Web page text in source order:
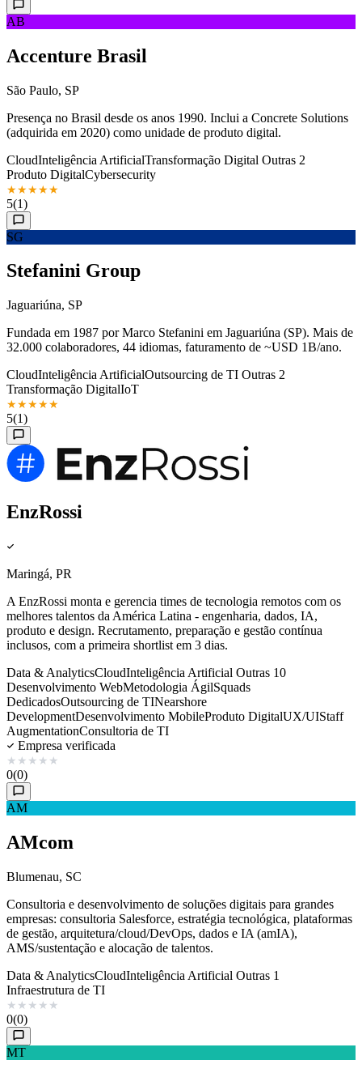
AB
Accenture Brasil
São Paulo, SP
Presença no Brasil desde os anos 1990. Inclui a Concrete Solutions
(adquirida em 2020) como unidade de produto digital.
CloudInteligência ArtificialTransformação Digital Outras 2
Produto DigitalCybersecurity
★★★★★
5(1)
SG
Stefanini Group
Jaguariúna, SP
Fundada em 1987 por Marco Stefanini em Jaguariúna (SP). Mais de
32.000 colaboradores, 44 idiomas, faturamento de ~USD 1B/ano.
CloudInteligência ArtificialOutsourcing de TI Outras 2
Transformação DigitalIoT
★★★★★
5(1)
EnzRossi
Maringá, PR
A EnzRossi monta e gerencia times de tecnologia remotos com os
melhores talentos da América Latina - engenharia, dados, IA,
produto e design. Recrutamento, preparação e gestão contínua
inclusos, com a primeira shortlist em 3 dias.
Data & AnalyticsCloudInteligência Artificial Outras 10
Desenvolvimento WebMetodologia ÁgilSquads
DedicadosOutsourcing de TINearshore
DevelopmentDesenvolvimento MobileProduto DigitalUX/UIStaff
AugmentationConsultoria de TI
Empresa verificada
★ ★ ★ ★ ★
0(0)
AM
AMcom
Blumenau, SC
Consultoria e desenvolvimento de soluções digitais para grandes
empresas: consultoria Salesforce, estratégia tecnológica, plataformas
de gestão, arquitetura/cloud/DevOps, dados e IA (amIA),
AMS/sustentação e alocação de talentos.
Data & AnalyticsCloudInteligência Artificial Outras 1
Infraestrutura de TI
★ ★ ★ ★ ★
0(0)
MT